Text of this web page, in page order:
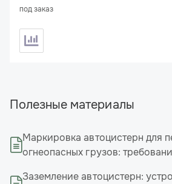
под заказ
Полезные материалы
Маркировка автоцистерн для
огнеопасных грузов:
Заземление автоцистерн: